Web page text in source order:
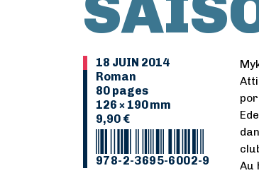
18 JUIN 2014
Roman
80 pages
126 × 190 mm
9,90 €
978-2-3695-6002-9
Au